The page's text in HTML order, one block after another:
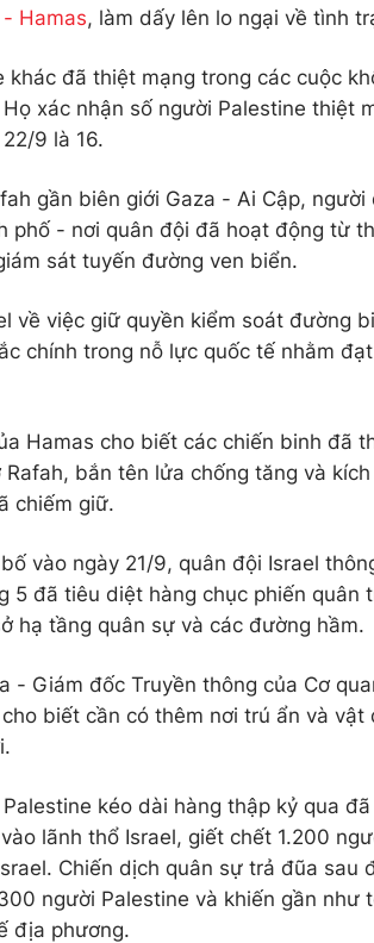
Hamas, làm dấy lên lo ngại về tình
khác đã thiệt mạng trong các cuộc
xác nhận số người Palestine thiệt
9 là 16.
gần biên giới Gaza - Ai Cập,
phố - nơi quân đội đã hoạt động từ
sát tuyến đường ven biển.
về việc giữ quyền kiểm soát đường
chính trong nỗ lực quốc tế nhằm
Hamas cho biết các chiến binh đã
Rafah, bắn tên lửa chống tăng và
chiếm giữ.
vào ngày 21/9, quân đội Israel
5 đã tiêu diệt hàng chục phiến quân
hạ tầng quân sự và các đường hầm.
- Giám đốc Truyền thông của Cơ
biết cần có thêm nơi trú ẩn và
kéo dài hàng thập kỷ qua
lãnh thổ Israel, giết chết 1.200
Chiến dịch quân sự trả đũa sau
người Palestine và khiến gần như
địa phương.